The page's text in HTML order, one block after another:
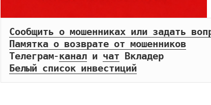
Сообщить о мошенниках или задать
Памятка о возврате от мошенников
Телеграм-канал и чат
Вкладер
Белый список инвестиций